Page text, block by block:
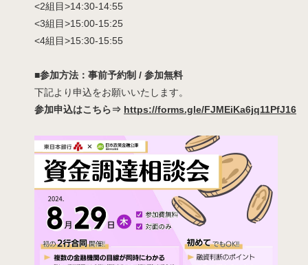
<2組目>14:30-14:55
<3組目>15:00-15:25
<4組目>15:30-15:55
■参加方法：事前予約制 / 参加無料
下記より申込をお願いいたします。
参加申込はこちら⇒ https://forms.gle/FJMEiKa6jq11PfJ16